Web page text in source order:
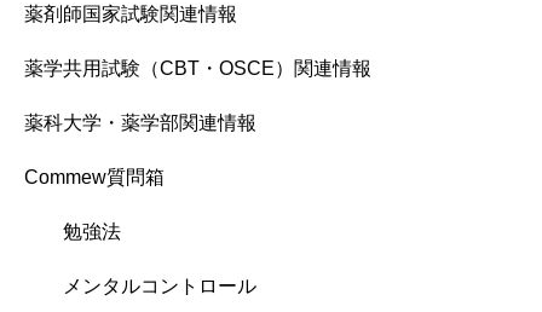
薬剤師国家試験関連情報
薬学共用試験（CBT・OSCE）関連情報
薬科大学・薬学部関連情報
Commew質問箱
勉強法
メンタルコントロール